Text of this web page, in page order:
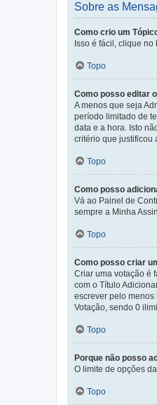
Sobre as
Como crio um
Isso é fácil, clique
Topo
Como posso editar
A menos que seja
período limitado de
data e a hora. Isto
critério que justificou
Topo
Como posso
Vá ao Painel de
sempre a Minha
Topo
Como posso criar
Criar uma votação é
com o Título
escrever pelo menos
Votação, sendo 0
Topo
Porque não posso
O limite de opções
Topo